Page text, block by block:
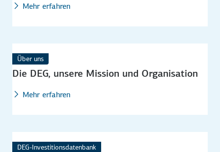
Mehr erfahren
Über uns
Die DEG, unsere Mission und Organisation
Mehr erfahren
DEG-Investitionsdatenbank